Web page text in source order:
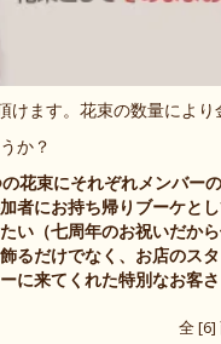
ます。花束の数量によ
か？
花束にそれぞれメンバー
者にお持ち帰りブーケと
い（七周年のお祝いだか
るだけでなく、お店のス
に来てくれた特別なお
全 [6]